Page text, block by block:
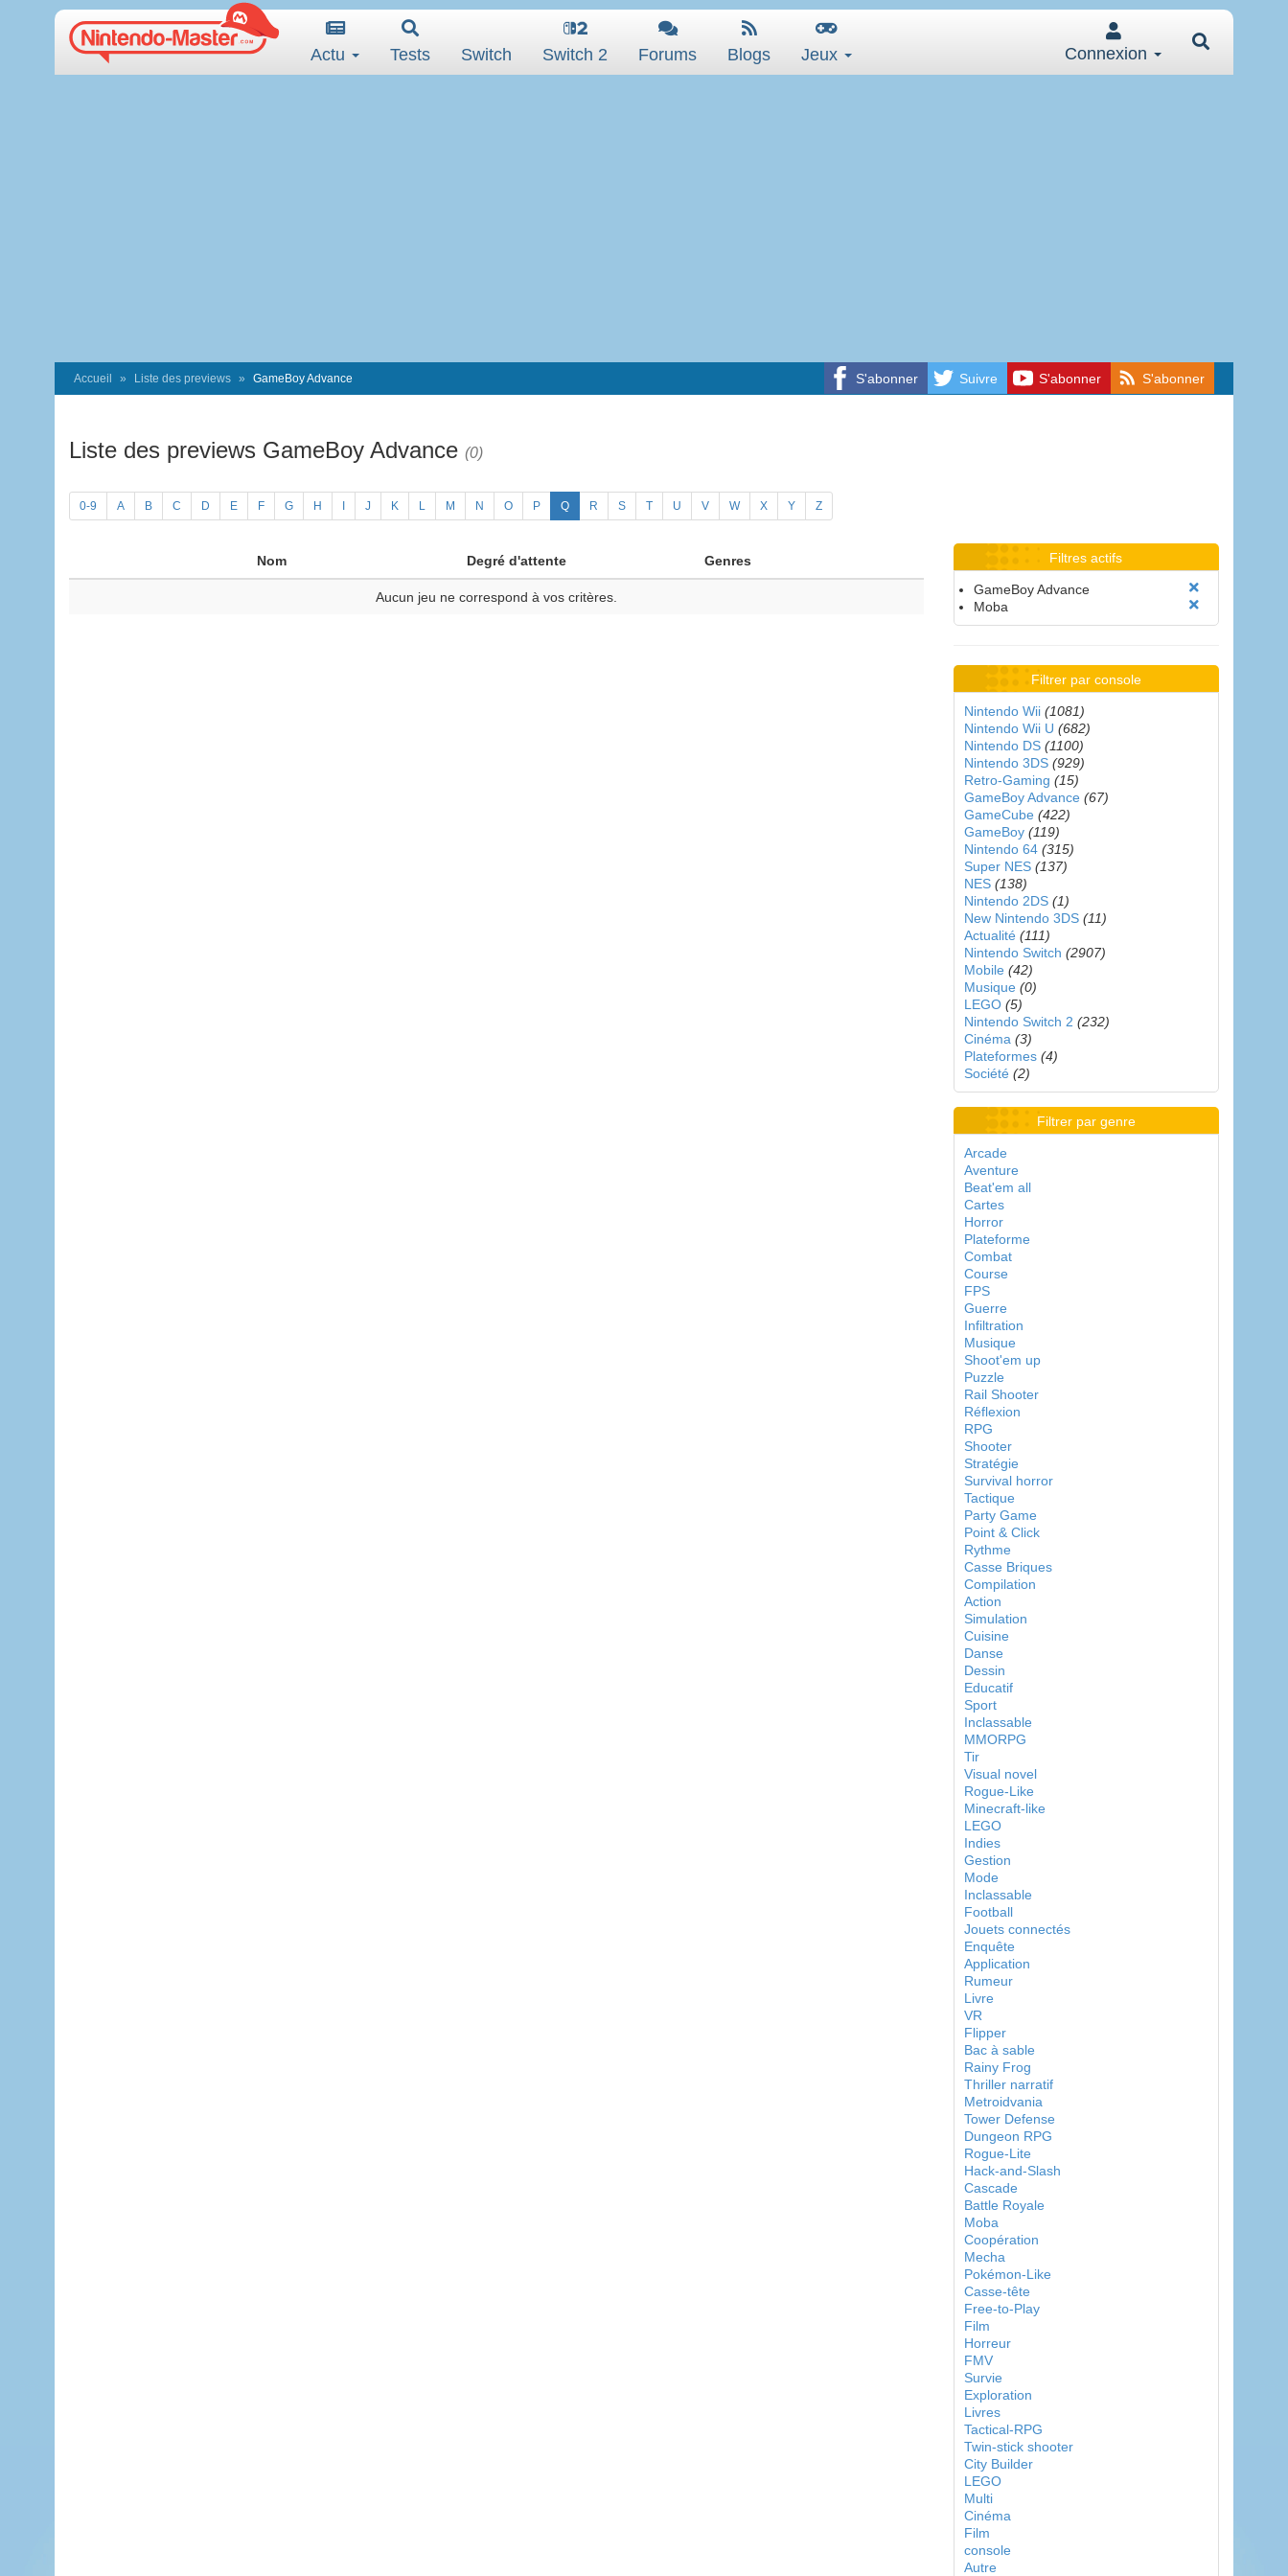
Actu Tests Switch Switch 2 Forums Blogs Jeux Connexion
S'abonner Suivre S'abonner S'abonner
Accueil Liste des previews GameBoy Advance
Liste des previews GameBoy Advance (0)
0-9 A B C D E F G H J K L M N O P Q R S T U V W X Y Z
Nom Degré d'attente Genres
Aucun jeu ne correspond à vos critères.
Filtres actifs
GameBoy Advance
Moba
Filtrer par console
Nintendo Wii (1081)
Nintendo Wii U (682)
Nintendo DS (1100)
Nintendo 3DS (929)
Retro-Gaming (15)
GameBoy Advance (67)
GameCube (422)
GameBoy (119)
Nintendo 64 (315)
Super NES (137)
NES (138)
Nintendo 2DS (1)
New Nintendo 3DS (11)
Actualité (111)
Nintendo Switch (2907)
Mobile (42)
Musique (0)
LEGO (5)
Nintendo Switch 2 (232)
Cinéma (3)
Plateformes (4)
Société (2)
Filtrer par genre
Arcade
Aventure
Beat'em all
Cartes
Horror
Plateforme
Combat
Course
FPS
Guerre
Infiltration
Musique
Shoot'em up
Puzzle
Rail Shooter
Réflexion
RPG
Shooter
Stratégie
Survival horror
Tactique
Party Game
Point & Click
Rythme
Casse Briques
Compilation
Action
Simulation
Cuisine
Danse
Dessin
Educatif
Sport
Inclassable
MMORPG
Tir
Visual novel
Rogue-Like
Minecraft-like
LEGO
Indies
Gestion
Mode
Inclassable
Football
Jouets connectés
Enquête
Application
Rumeur
Livre
VR
Flipper
Bac à sable
Rainy Frog
Thriller narratif
Metroidvania
Tower Defense
Dungeon RPG
Rogue-Lite
Hack-and-Slash
Cascade
Battle Royale
Moba
Coopération
Mecha
Pokémon-Like
Casse-tête
Free-to-Play
Film
Horreur
FMV
Survie
Exploration
Livres
Tactical-RPG
Twin-stick shooter
City Builder
LEGO
Multi
Cinéma
Film
console
Autre